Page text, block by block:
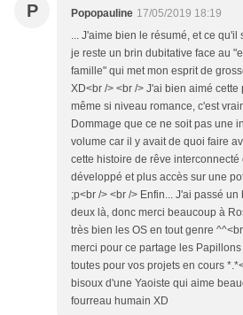
P Popopauline 17/05/2019 18:19
... J'aime bien le résumé, et ce qu'il
je reste un brin dubitative face au
famille" qui met mon esprit de
XD<br /> <br /> J'ai bien aimé
même si niveau romance, c'est
Dommage que ce ne soit pas une
volume car il y avait de quoi faire
cette histoire de rêve
développé et plus accès sur une
;p<br /> <br /> Enfin... J'ai passé
deux là, donc merci beaucoup à
très bien les OS en tout genre
merci pour ce partage les
toutes pour vos projets en cours
bisoux d'une Yaoiste qui aime
fourreau humain XD